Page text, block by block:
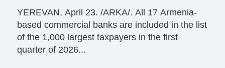
YEREVAN, April 23. /ARKA/. All 17 Armenia-
based commercial banks are included in the list
of the 1,000 largest taxpayers in the first
quarter of 2026...